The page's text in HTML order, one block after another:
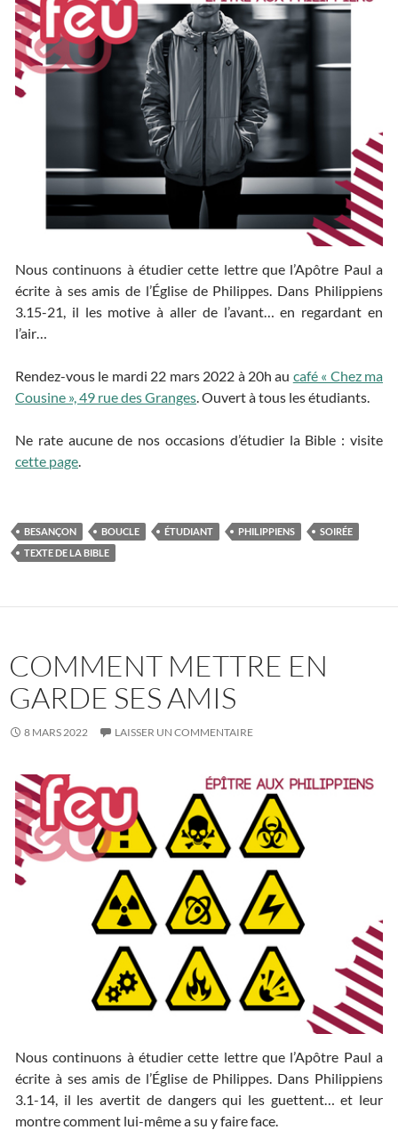
Nous continuons à étudier cette lettre que l’Apôtre Paul a
écrite à ses amis de l’Église de Philippes. Dans Philippiens
3.15-21, il les motive à aller de l’avant… en regardant en
l’air…
Rendez-vous le mardi 22 mars 2022 à 20h au café « Chez ma
Cousine », 49 rue des Granges. Ouvert à tous les étudiants.
Ne rate aucune de nos occasions d’étudier la Bible : visite
cette page.
BESANÇON BOUCLE ÉTUDIANT PHILIPPIENS
SOIRÉE
TEXTE DE LA BIBLE
COMMENT METTRE EN
GARDE SES AMIS
8 MARS 2022 LAISSER UN COMMENTAIRE
Nous continuons à étudier cette lettre que l’Apôtre Paul a
écrite à ses amis de l’Église de Philippes. Dans Philippiens
3.1-14, il les avertit de dangers qui les guettent… et leur
montre comment lui-même a su y faire face.